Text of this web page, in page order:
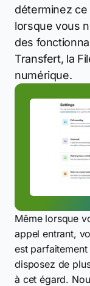
déterminez ce
lorsque vous
des
Transfert, la
numérique.
Même lorsque
appel entrant,
est
disposez de
à cet égard.